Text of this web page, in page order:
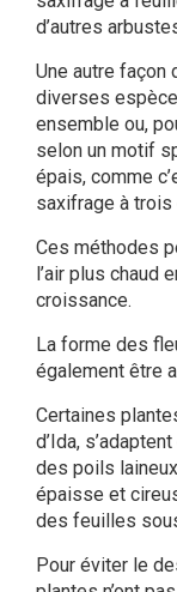
d’autres
Une autre façon
diverses
ensemble ou,
selon un motif
épais, comme
saxifrage à trois
Ces méthodes
l’air plus chaud
croissance.
La forme des
également être
Certaines
d’Ida,
des poils
épaisse et
des feuilles
Pour éviter le